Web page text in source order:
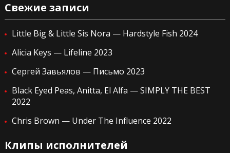
Свежие записи
Little Big & Little Sis Nora — Hardstyle Fish 2024
Alicia Keys — Lifeline 2023
Сергей Завьялов — Письмо 2023
Black Eyed Peas, Anitta, El Alfa — SIMPLY THE BEST
2022
Chris Brown — Under The Influence 2022
Клипы исполнителей